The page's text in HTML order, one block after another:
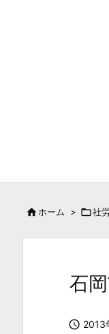
 ホーム > 社
石
 2013